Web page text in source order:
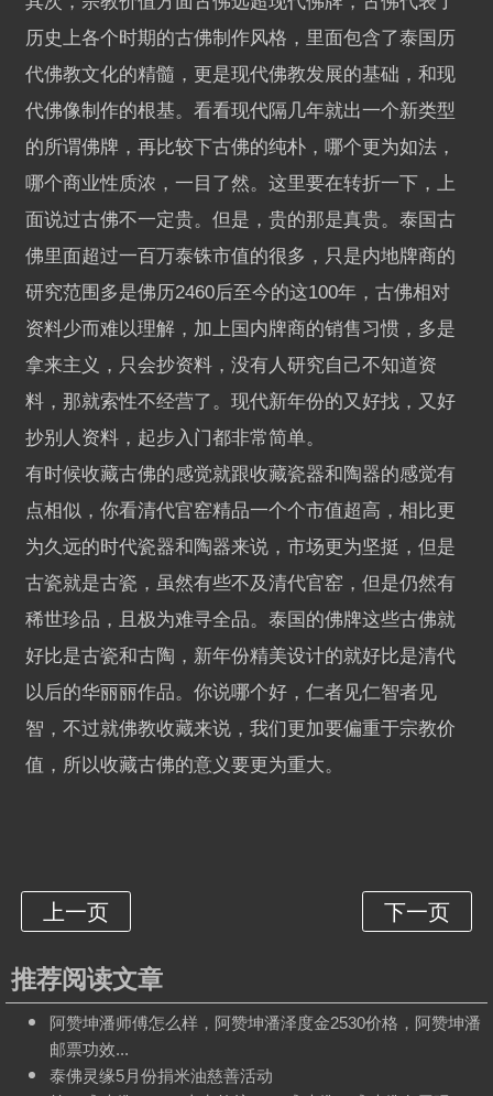
历史上各个时期的古佛制作风格，里面包含了泰国历
代佛教文化的精髓，更是现代佛教发展的基础，和现
代佛像制作的根基。看看现代隔几年就出一个新类型
的所谓佛牌，再比较下古佛的纯朴，哪个更为如法，
哪个商业性质浓，一目了然。这里要在转折一下，上
面说过古佛不一定贵。但是，贵的那是真贵。泰国古
佛里面超过一百万泰铢市值的很多，只是内地牌商的
研究范围多是佛历2460后至今的这100年，古佛相对
资料少而难以理解，加上国内牌商的销售习惯，多是
拿来主义，只会抄资料，没有人研究自己不知道资
料，那就索性不经营了。现代新年份的又好找，又好
抄别人资料，起步入门都非常简单。
有时候收藏古佛的感觉就跟收藏瓷器和陶器的感觉有
点相似，你看清代官窑精品一个个市值超高，相比更
为久远的时代瓷器和陶器来说，市场更为坚挺，但是
古瓷就是古瓷，虽然有些不及清代官窑，但是仍然有
稀世珍品，且极为难寻全品。泰国的佛牌这些古佛就
好比是古瓷和古陶，新年份精美设计的就好比是清代
以后的华丽丽作品。你说哪个好，仁者见仁智者见
智，不过就佛教收藏来说，我们更加要偏重于宗教价
值，所以收藏古佛的意义要更为重大。
推荐阅读文章
阿赞坤潘师傅怎么样，阿赞坤潘泽度金2530价格，阿赞坤潘
邮票功效...
泰佛灵缘5月份捐米油慈善活动